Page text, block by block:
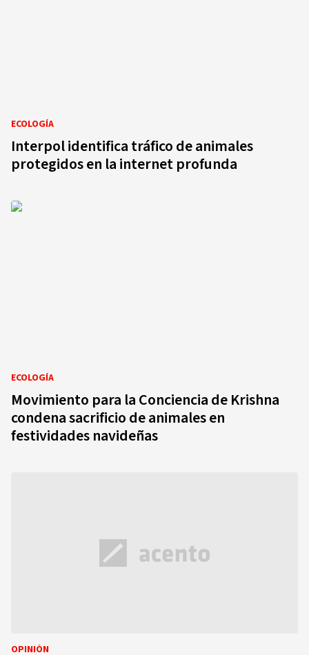
ECOLOGÍA
Interpol identifica tráfico de animales
protegidos en la internet profunda
ECOLOGÍA
Movimiento para la Conciencia de Krishna
condena sacrificio de animales en
festividades navideñas
OPINIÓN